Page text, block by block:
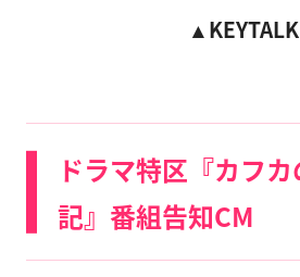
▲KEYTALK
ドラマ特区『カフ
記』番組告知CM